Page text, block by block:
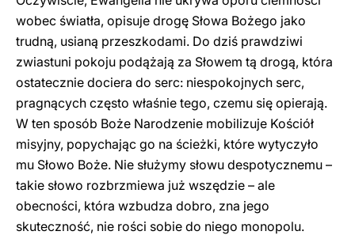
wobec światła, opisuje drogę Słowa Bożego jako
trudną, usianą przeszkodami. Do dziś prawdziwi
zwiastuni pokoju podążają za Słowem tą drogą, która
ostatecznie dociera do serc: niespokojnych serc,
pragnących często właśnie tego, czemu się opierają.
W ten sposób Boże Narodzenie mobilizuje Kościół
misyjny, popychając go na ścieżki, które wytyczyło
mu Słowo Boże. Nie służymy słowu despotycznemu –
takie słowo rozbrzmiewa już wszędzie – ale
obecności, która wzbudza dobro, zna jego
skuteczność, nie rości sobie do niego monopolu.